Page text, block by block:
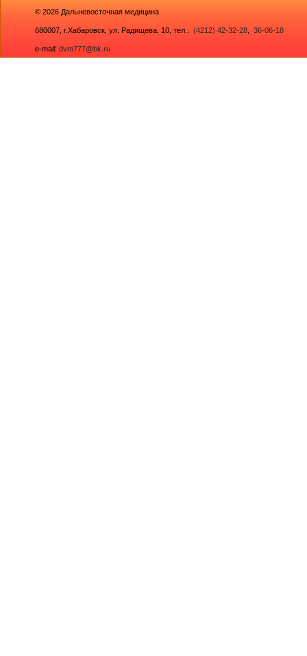
© 2026 Дальневосточная медицина
680007, г.Хабаровск, ул. Радищева, 10 , тел.: (4212) 42-32-28 36-06-18
e-mail: dvm777@bk.ru